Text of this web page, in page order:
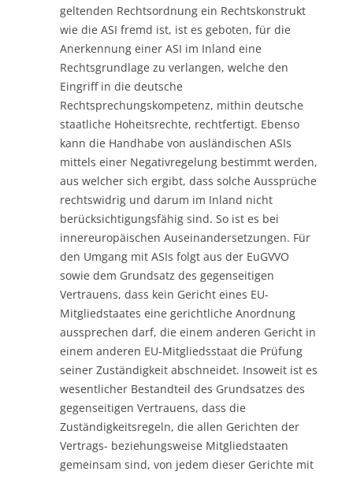
geltenden Rechtsordnung ein Rechtskonstrukt
wie die ASI fremd ist, ist es geboten, für die
Anerkennung einer ASI im Inland eine
Rechtsgrundlage zu verlangen, welche den
Eingriff in die deutsche
Rechtsprechungskompetenz, mithin deutsche
staatliche Hoheitsrechte, rechtfertigt. Ebenso
kann die Handhabe von ausländischen ASIs
mittels einer Negativregelung bestimmt werden,
aus welcher sich ergibt, dass solche Aussprüche
rechtswidrig und darum im Inland nicht
berücksichtigungsfähig sind. So ist es bei
innereuropäischen Auseinandersetzungen. Für
den Umgang mit ASIs folgt aus der EuGVVO
sowie dem Grundsatz des gegenseitigen
Vertrauens, dass kein Gericht eines EU-
Mitgliedstaates eine gerichtliche Anordnung
aussprechen darf, die einem anderen Gericht in
einem anderen EU-Mitgliedsstaat die Prüfung
seiner Zuständigkeit abschneidet. Insoweit ist es
wesentlicher Bestandteil des Grundsatzes des
gegenseitigen Vertrauens, dass die
Zuständigkeitsregeln, die allen Gerichten der
Vertrags- beziehungsweise Mitgliedstaaten
gemeinsam sind, von jedem dieser Gerichte mit